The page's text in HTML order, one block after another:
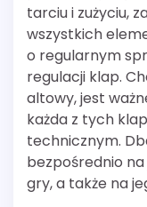
tarciu i zużyciu,
wszystkich
o regularnym
regulacji klap.
altowy, jest
każda z tych
technicznym.
bezpośrednio
gry, a także na